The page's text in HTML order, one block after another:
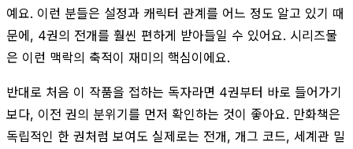
예요. 이런 분들은 설정과 캐릭터 관계를 어느 정도 알고 있기 때
문에, 4권의 전개를 훨씬 편하게 받아들일 수 있어요. 시리즈물
은 이런 맥락의 축적이 재미의 핵심이에요.
반대로 처음 이 작품을 접하는 독자라면 4권부터 바로 들어가기
보다, 이전 권의 분위기를 먼저 확인하는 것이 좋아요. 만화책은
독립적인 한 권처럼 보여도 실제로는 전개, 개그 코드, 세계관 밀